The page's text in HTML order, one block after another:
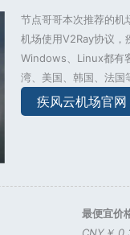
节点哥哥本次推荐的机
机场使用V2Ray协议，
Windows、Linux都有
湾、美国、韩国、法国
疾风云机场官网
最便宜价